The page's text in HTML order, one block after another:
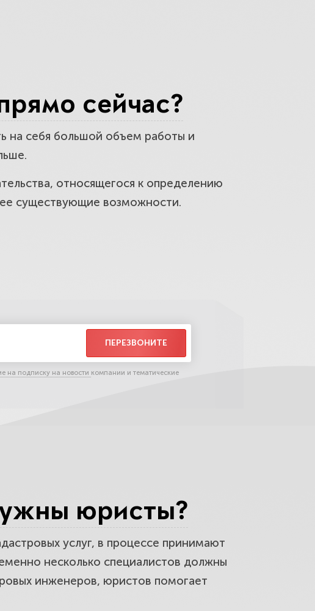
фирмы?
сейчас?
на себя большой объем работы и
относящегося к определению
существующие возможности.
ПЕРЕЗВОНИТЕ
на подписку на новости компании и тематические
юристы?
услуг, в процессе принимают
несколько специалистов должны
инженеров, юристов помогает